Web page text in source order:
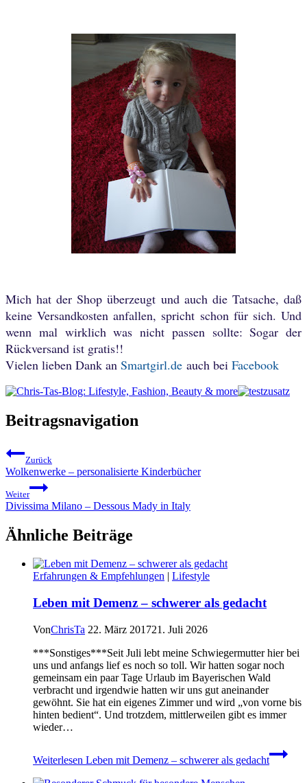
Mich hat der Shop überzeugt und auch die Tatsache, daß
keine Versandkosten anfallen, spricht schon für sich. Und
wenn mal wirklich was nicht passen sollte: Sogar der
Rückversand ist gratis!!
Vielen lieben Dank an Smartgirl.de auch bei Facebook
Beitragsnavigation
Zurück
Wolkenwerke – personalisierte Kinderbücher
Weiter
Divissima Milano – Dessous Mady in Italy
Ähnliche Beiträge
Erfahrungen & Empfehlungen | Lifestyle
Leben mit Demenz – schwerer als gedacht
VonChrisTa 22. März 201721. Juli 2026
***Sonstiges***Seit Juli lebt meine Schwiegermutter hier bei
uns und anfangs lief es noch so toll. Wir hatten sogar noch
gemeinsam ein paar Tage Urlaub im Bayerischen Wald
verbracht und irgendwie hatten wir uns gut aneinander
gewöhnt. Sie hat ein eigenes Zimmer und wird „von vorne bis
hinten bedient“. Und trotzdem, mittlerweilen gibt es immer
wieder…
Weiterlesen Leben mit Demenz – schwerer als gedacht